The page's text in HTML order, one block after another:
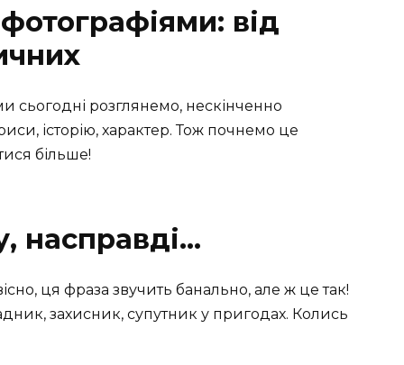
від
сьогодні розглянемо, нескінченно
історію, характер. Тож почнемо це
більше!
насправді…
ця фраза звучить банально, але ж це так!
захисник, супутник у пригодах. Колись